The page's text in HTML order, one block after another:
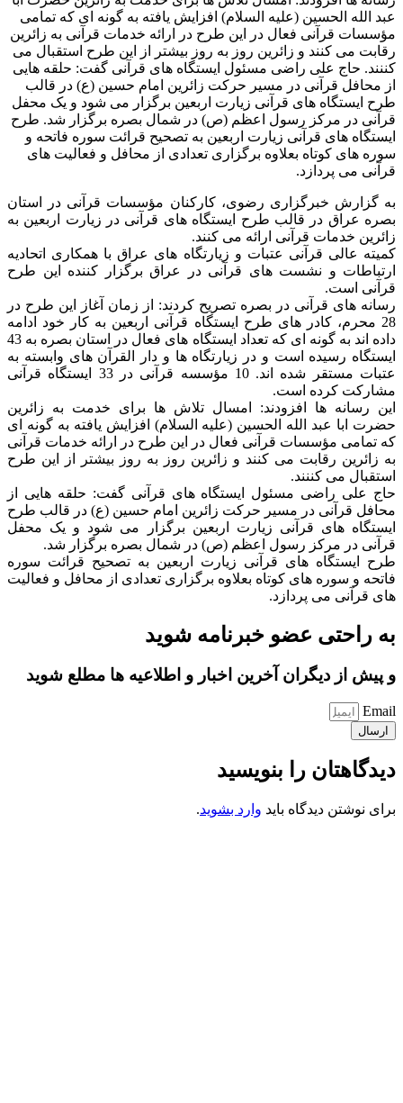
عبد الله الحسین (علیه السلام) افزایش یافته به گونه ای که تمامی
مؤسسات قرآنی فعال در این طرح در ارائه خدمات قرآنی به زائرین
رقابت می کنند و زائرین روز به روز بیشتر از این طرح استقبال می
کننند. حاج علی راضی مسئول ایستگاه های قرآنی گفت: حلقه هایی
از محافل قرآنی در مسیر حرکت زائرین امام حسین (ع) در قالب
طرح ایستگاه های قرآنی زیارت اربعین برگزار می شود و یک محفل
قرآنی در مرکز رسول اعظم (ص) در شمال بصره برگزار شد. طرح
ایستگاه های قرآنی زیارت اربعین به تصحیح قرائت سوره فاتحه و
سوره های کوتاه بعلاوه برگزاری تعدادی از محافل و فعالیت های
قرآنی می پردازد.
به گزارش خبرگزاری رضوی، کارکنان مؤسسات قرآنی در استان
بصره عراق در قالب طرح ایستگاه های قرآنی در زیارت اربعین به
زائرین خدمات قرآنی ارائه می کنند.
کمیته عالی قرآنی عتبات و زیارتگاه های عراق با همکاری اتحادیه
ارتباطات و نشست های قرآنی در عراق برگزار کننده این طرح
قرآنی است.
رسانه های قرآنی در بصره تصریح کردند: از زمان آغاز این طرح در
28 محرم، کادر های طرح ایستگاه قرآنی اربعین به کار خود ادامه
داده اند به گونه ای که تعداد ایستگاه های فعال در استان بصره به 43
ایستگاه رسیده است و در زیارتگاه ها و دار القرآن های وابسته به
عتبات مستقر شده اند. 10 مؤسسه قرآنی در 33 ایستگاه قرآنی
مشارکت کرده است.
این رسانه ها افزودند: امسال تلاش ها برای خدمت به زائرین
حضرت ابا عبد الله الحسین (علیه السلام) افزایش یافته به گونه ای
که تمامی مؤسسات قرآنی فعال در این طرح در ارائه خدمات قرآنی
به زائرین رقابت می کنند و زائرین روز به روز بیشتر از این طرح
استقبال می کننند.
حاج علی راضی مسئول ایستگاه های قرآنی گفت: حلقه هایی از
محافل قرآنی در مسیر حرکت زائرین امام حسین (ع) در قالب طرح
ایستگاه های قرآنی زیارت اربعین برگزار می شود و یک محفل
قرآنی در مرکز رسول اعظم (ص) در شمال بصره برگزار شد.
طرح ایستگاه های قرآنی زیارت اربعین به تصحیح قرائت سوره
فاتحه و سوره های کوتاه بعلاوه برگزاری تعدادی از محافل و فعالیت
های قرآنی می پردازد.
به راحتی عضو خبرنامه شوید
و پیش از دیگران آخرین اخبار و اطلاعیه ها مطلع شوید
Email
ارسال
دیدگاهتان را بنویسید
برای نوشتن دیدگاه باید وارد بشوید.